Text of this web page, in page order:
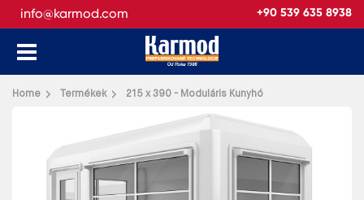
info@karmod.com +90 539 635 8938
Home Termékek 215 x 390 - Moduláris Kunyhó